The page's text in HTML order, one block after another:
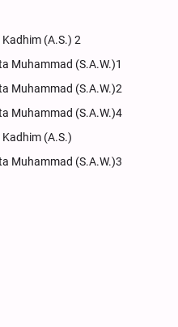
(A.S.) 2
Muhammad (S.A.W.)1
Muhammad (S.A.W.)2
Muhammad (S.A.W.)4
(A.S.)
Muhammad (S.A.W.)3